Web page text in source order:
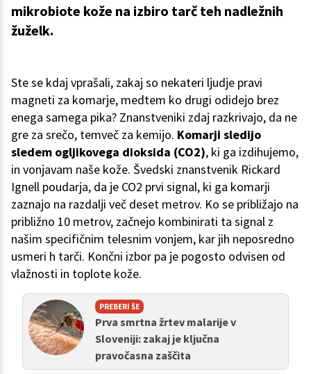
mikrobiote kože na izbiro tarč teh nadležnih
žuželk.
Ste se kdaj vprašali, zakaj so nekateri ljudje pravi
magneti za komarje, medtem ko drugi odidejo brez
enega samega pika? Znanstveniki zdaj razkrivajo, da ne
gre za srečo, temveč za kemijo. Komarji sledijo
sledem ogljikovega dioksida (CO2), ki ga izdihujemo,
in vonjavam naše kože. Švedski znanstvenik Rickard
Ignell poudarja, da je CO2 prvi signal, ki ga komarji
zaznajo na razdalji več deset metrov. Ko se približajo na
približno 10 metrov, začnejo kombinirati ta signal z
našim specifičnim telesnim vonjem, kar jih neposredno
usmeri h tarči. Končni izbor pa je pogosto odvisen od
vlažnosti in toplote kože.
PREBERI ŠE
Prva smrtna žrtev malarije v
Sloveniji: zakaj je ključna
pravočasna zaščita